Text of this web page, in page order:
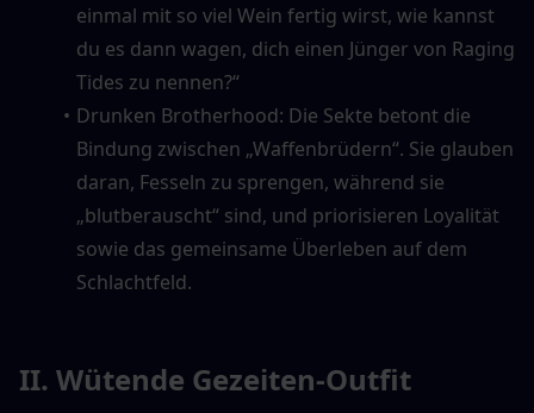
einmal mit so viel Wein fertig wirst, wie kannst
du es dann wagen, dich einen Jünger von Raging
Tides zu nennen?“
Drunken Brotherhood: Die Sekte betont die
Bindung zwischen „Waffenbrüdern“. Sie glauben
daran, Fesseln zu sprengen, während sie
„blutberauscht“ sind, und priorisieren Loyalität
sowie das gemeinsame Überleben auf dem
Schlachtfeld.
II. Wütende Gezeiten-Outfit